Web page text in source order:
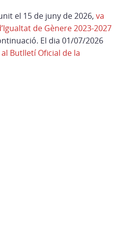
el 15 de juny de 2026, va
de Gènere 2023-2027
El dia 01/07/2026
al Butlletí Oficial de la